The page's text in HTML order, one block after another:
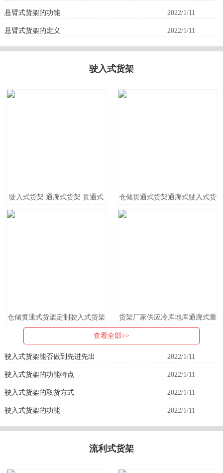
悬臂式货架的功能 2022/1/11
悬臂式货架的定义 2022/1/11
驶入式货架
驶入式货架 通廊式货架 贯通式
货架 重型仓储架仓储穿梭货架
仓储贯通式货架通廊式驶入式货
架重型托盘货架工厂库房车间可
仓储贯通式货架定制驶入式货架
重型冷库货架大型通廊货架设备
货架厂家供应冷库地库通廊式重
型货架工厂仓储驶入式货架可定
查看全部>>
驶入式货架能否做到先进先出 2022/1/11
驶入式货架的功能特点 2022/1/11
驶入式货架的取货方式 2022/1/11
驶入式货架的功能 2022/1/11
流利式货架